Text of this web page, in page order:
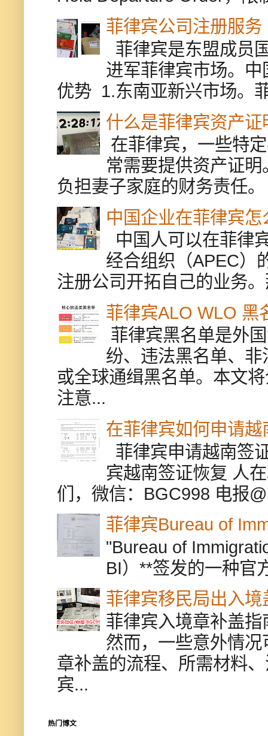
菲律宾公司注册服务
菲律宾是东盟成员
进军菲律宾市场。
优势 1.东南亚新兴市场。
什么是菲律宾资产证
在菲律宾，一些特
常需要提供资产证
负担妻子家庭的财务责任
中国企业在菲律宾怎
中国人可以在菲律
经合组织（APEC）
注册公司开拓自己的业务
菲律宾ALO WLO 黑
菲律宾黑名单是外
纷、违法黑名单、
或全球通缉黑名单。本文
注意...
在菲律宾如何申请越
菲律宾申请越南签
宾越南签证恢复 人
们，微信：BGC998 电报
菲律宾Bureau of
"Bureau of
BI）**签发的一种官
菲律宾移民局出入
菲律宾入境章补盖
然而，一些意外情
章补盖的流程、所需材料
宾...
热门博文